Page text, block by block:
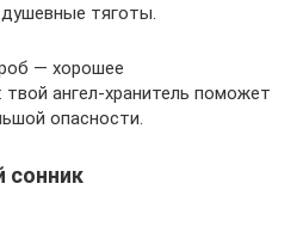
тяготы.
— хорошее
твой ангел-хранитель поможет
опасности.
сонник